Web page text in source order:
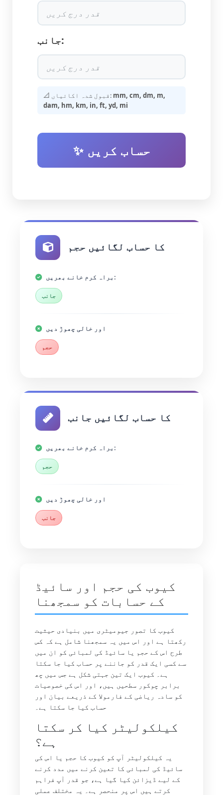
جانب:
📐 قبول شدہ اکائیاں: mm, cm, dm, m,
dam, hm, km, in, ft, yd, mi
✨ حساب کریں
کا حساب لگائیں حجم
براہ کرم خانے بھریں:
جانب
اور خالی چھوڑ دیں
حجم
کا حساب لگائیں جانب
براہ کرم خانے بھریں:
حجم
اور خالی چھوڑ دیں
جانب
کیوب کی حجم اور سائیڈ
کے حسابات کو سمجھنا
کیوب کا تصور جیومیٹری میں بنیادی حیثیت
رکھتا ہے اور اس میں یہ سمجھنا شامل ہے کہ کس
طرح اس کے حجم یا سائیڈ کی لمبائی کو ان میں
سے کسی ایک قدر کو جاننے پر حساب کیا جا سکتا
ہے۔ کیوب ایک تین جہتی شکل ہے جس میں چھ
برابر چوکور سطحیں ہیں، اور اس کی خصوصیات
کو سادہ ریاضی کے فارمولا کے ذریعے بیان اور
حساب کیا جا سکتا ہے۔
کیلکولیٹر کیا کر سکتا
ہے؟
یہ کیلکولیٹر آپ کو کیوب کا حجم یا اس کی
سائیڈ کی لمبائی کا تعین کرنے میں مدد کرنے
کے لیے ڈیزائن کیا گیا ہے، جو قدر آپ فراہم
کرتے ہیں اس پر منحصر ہے۔ یہ مختلف عملی